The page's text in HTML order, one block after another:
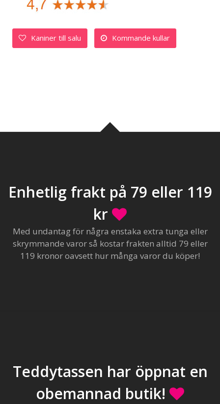
Kaniner till salu Kommande kullar
Enhetlig frakt på 79 eller 119
kr
Med undantag för några enstaka extra tunga eller
skrymmande varor så kostar frakten alltid 79 eller
119 kronor oavsett hur många varor du köper!
Teddytassen har öppnat en
obemannad butik!